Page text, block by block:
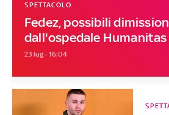
Fedez, possibili
dall'ospedale Humanitas
SPETTACOLO
23 lug - 16:04